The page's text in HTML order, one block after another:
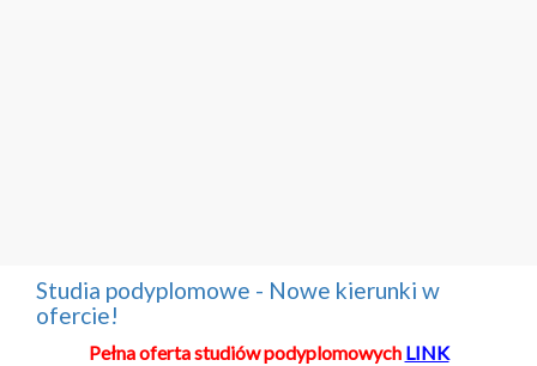
Studia podyplomowe - Nowe kierunki w
ofercie!
Pełna oferta studiów podyplomowych LINK